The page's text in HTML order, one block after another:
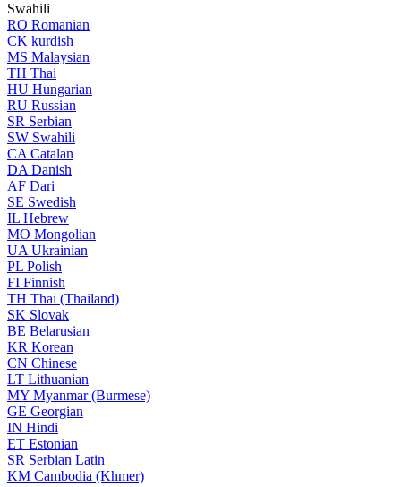
Swahili
RO Romanian
CK kurdish
MS Malaysian
TH Thai
HU Hungarian
RU Russian
SR Serbian
SW Swahili
CA Catalan
DA Danish
AF Dari
SE Swedish
IL Hebrew
MO Mongolian
UA Ukrainian
PL Polish
FI Finnish
TH Thai (Thailand)
SK Slovak
BE Belarusian
KR Korean
CN Chinese
LT Lithuanian
MY Myanmar (Burmese)
GE Georgian
IN Hindi
ET Estonian
SR Serbian Latin
KM Cambodia (Khmer)